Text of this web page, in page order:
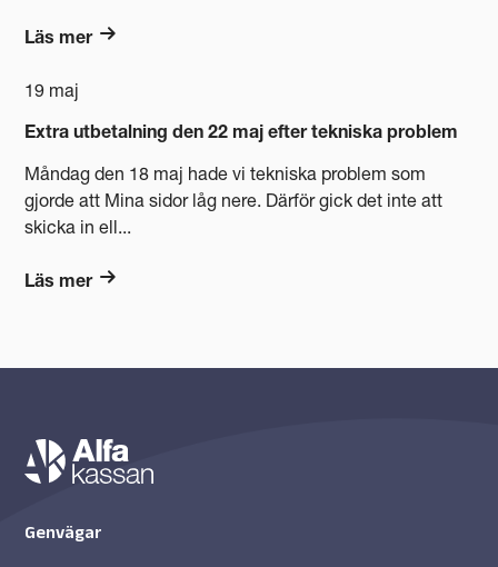
Läs mer
19 maj
Extra utbetalning den 22 maj efter tekniska problem
Måndag den 18 maj hade vi tekniska problem som
gjorde att Mina sidor låg nere. Därför gick det inte att
skicka in ell...
Läs mer
Genvägar